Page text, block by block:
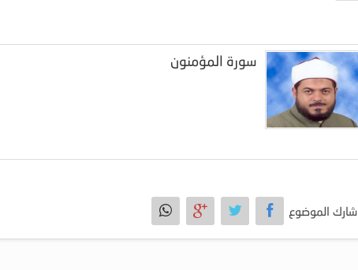
سورة المؤمنون
شارك الموضوع